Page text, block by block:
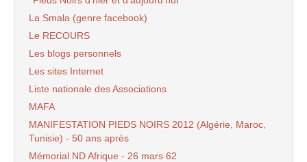
La Smala (genre facebook)
Le RECOURS
Les blogs personnels
Les sites Internet
Liste nationale des Associations
MAFA
MANIFESTATION PIEDS NOIRS 2012 (Algérie, Maroc,
Tunisie) - 50 ans après
Mémorial ND Afrique - 26 mars 62